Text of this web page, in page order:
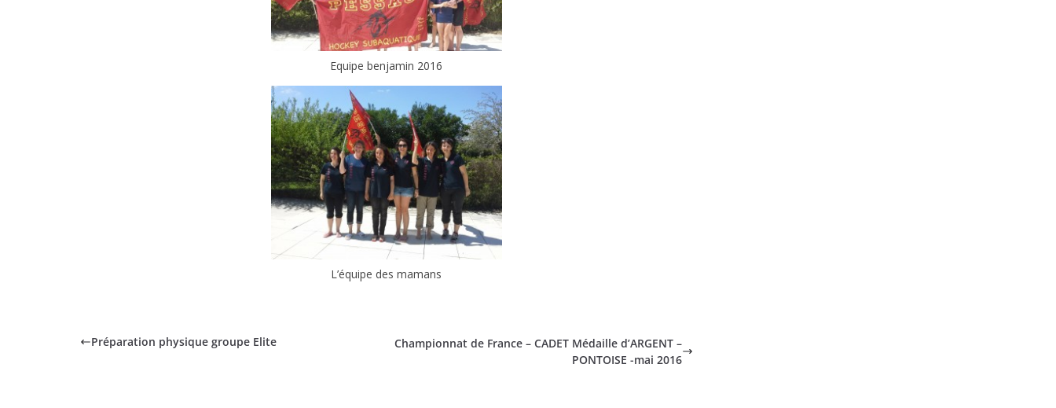
Equipe benjamin 2016
L’équipe des mamans
Préparation physique groupe Elite
Championnat de France – CADET Médaille d’ARGENT –
PONTOISE -mai 2016